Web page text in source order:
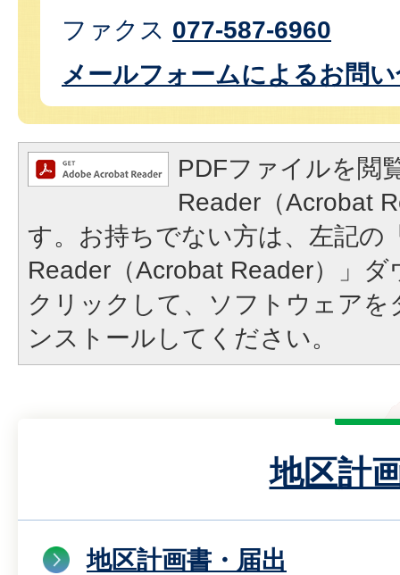
ファクス 077-587-6960
メールフォームによるお問
PDFファイルを閲
Reader（Acrobat
す。お持ちでない方は、左記の
Reader（Acrobat Reader）」
クリックして、ソフトウェア
ンストールしてください。
地区計
地区計画書・届出